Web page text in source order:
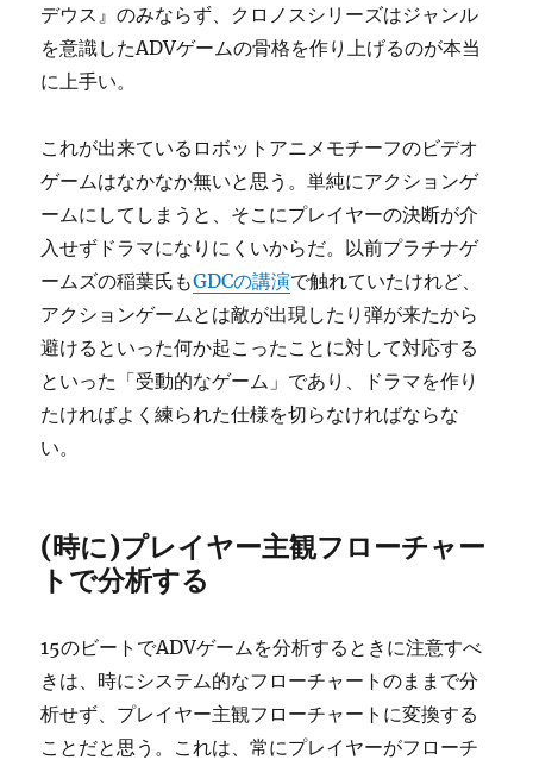
デウス』のみならず、クロノスシリーズはジャンル
を意識したADVゲームの骨格を作り上げるのが本当
に上手い。
これが出来ているロボットアニメモチーフのビデオ
ゲームはなかなか無いと思う。単純にアクションゲ
ームにしてしまうと、そこにプレイヤーの決断が介
入せずドラマになりにくいからだ。以前プラチナゲ
ームズの稲葉氏もGDCの講演で触れていたけれど、
アクションゲームとは敵が出現したり弾が来たから
避けるといった何か起こったことに対して対応する
といった「受動的なゲーム」であり、ドラマを作り
たければよく練られた仕様を切らなければならな
い。
(時に)プレイヤー主観フローチャー
トで分析する
15のビートでADVゲームを分析するときに注意すべ
きは、時にシステム的なフローチャートのままで分
析せず、プレイヤー主観フローチャートに変換する
ことだと思う。これは、常にプレイヤーがフローチ